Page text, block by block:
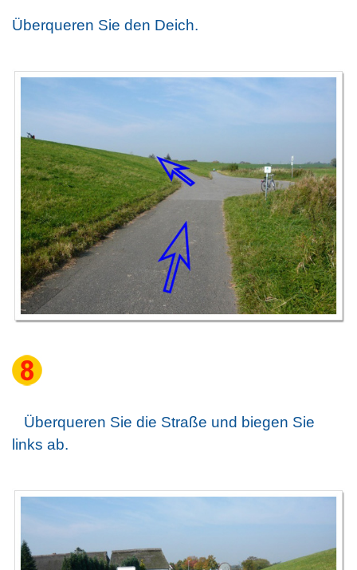
Überqueren Sie den Deich.
Überqueren Sie die Straße und biegen Sie
links ab.